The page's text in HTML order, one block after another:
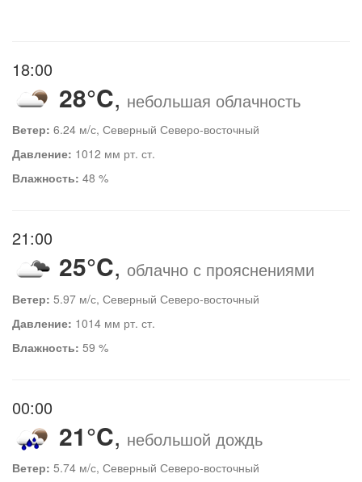
18:00
28°C, небольшая облачность
Ветер: 6.24 м/с, Северный Северо-восточный
Давление: 1012 мм рт. ст.
Влажность: 48 %
21:00
25°C, облачно с прояснениями
Ветер: 5.97 м/с, Северный Северо-восточный
Давление: 1014 мм рт. ст.
Влажность: 59 %
00:00
21°C, небольшой дождь
Ветер: 5.74 м/с, Северный Северо-восточный